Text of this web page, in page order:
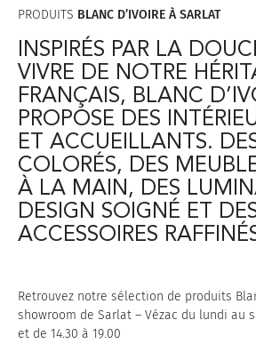
PRODUITS BLANC D’IVOIRE À SARLAT
INSPIRÉS PAR LA
VIVRE DE NOTRE
FRANÇAIS, BLANC
PROPOSE DES
ET ACCUEILLANTS.
COLORÉS, DES
À LA MAIN, DES
DESIGN SOIGNÉ ET
ACCESSOIRES
Retrouvez notre sélection de produits
showroom de Sarlat – Vézac du lundi au
et de 14.30 à 19.00